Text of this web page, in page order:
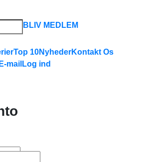
BLIV MEDLEM
Top 10NyhederKontakt Os
mail Log ind